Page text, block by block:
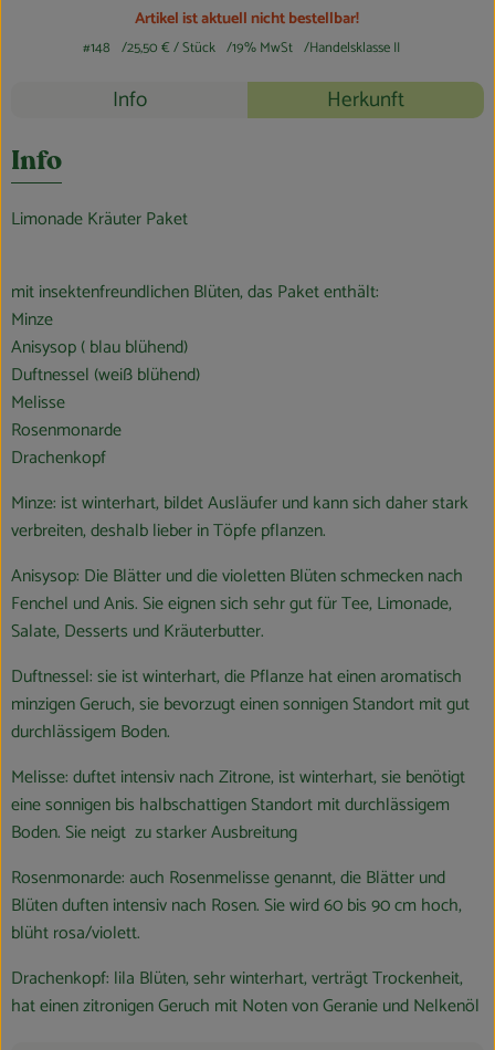
Artikel ist aktuell nicht bestellbar!
#148 25,50 €/ Stück 19% MwSt Handelsklasse II
Rezepte
Info Herkunft
Info
Limonade Kräuter Paket
mit insektenfreundlichen Blüten, das Paket enthält:
Minze
Anisysop ( blau blühend)
Duftnessel (weiß blühend)
Melisse
Rosenmonarde
Drachenkopf
Minze: ist winterhart, bildet Ausläufer und kann sich daher stark
verbreiten, deshalb lieber in Töpfe pflanzen.
Anisysop: Die Blätter und die violetten Blüten schmecken nach
Fenchel und Anis. Sie eignen sich sehr gut für Tee, Limonade,
Salate, Desserts und Kräuterbutter.
Duftnessel: sie ist winterhart, die Pflanze hat einen aromatisch
minzigen Geruch, sie bevorzugt einen sonnigen Standort mit gut
durchlässigem Boden.
Melisse: duftet intensiv nach Zitrone, ist winterhart, sie benötigt
eine sonnigen bis halbschattigen Standort mit durchlässigem
Boden. Sie neigt zu starker Ausbreitung
Rosenmonarde: auch Rosenmelisse genannt, die Blätter und
Blüten duften intensiv nach Rosen. Sie wird 60 bis 90 cm hoch,
blüht rosa/violett.
Drachenkopf: lila Blüten, sehr winterhart, verträgt Trockenheit,
hat einen zitronigen Geruch mit Noten von Geranie und Nelkenöl